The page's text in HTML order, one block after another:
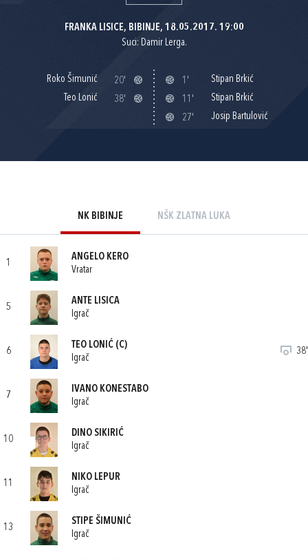
FRANKA LISICE, BIBINJE, 18.05.2017. 19:00
Suci: Damir Lerga.
Roko Šimunić
20'
Teo Lonić
38'
1'
Stipan Brkić
11'
Stipan Brkić
27'
Josip Bartulović
NK BIBINJE NŠK ZLATNA LUKA
1
ANGELO KERO
Vratar
5
ANTE LISICA
Igrač
6
TEO LONIĆ (C)
Igrač
38'
7
IVANO KONESTABO
Igrač
10
DINO SIKIRIĆ
Igrač
11
NIKO LEPUR
Igrač
13
STIPE ŠIMUNIĆ
Igrač